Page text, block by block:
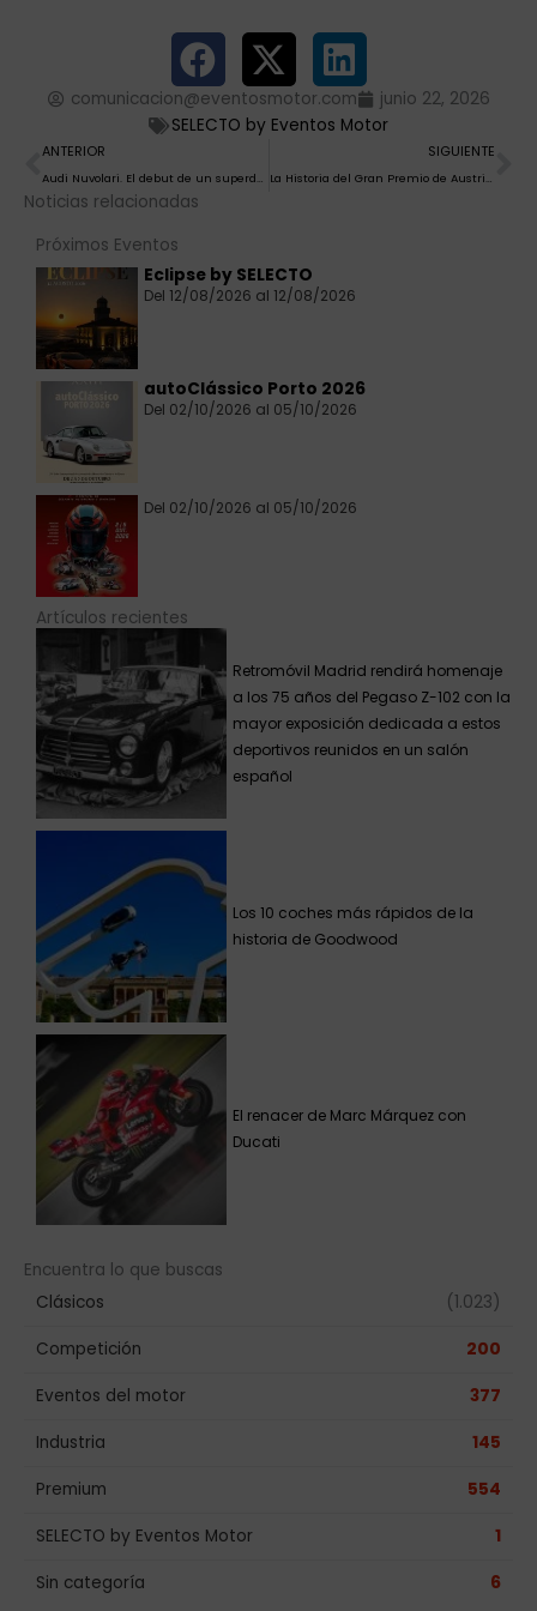
comunicacion@eventosmotor.com
junio 22, 2026
SELECTO by Eventos Motor
Ant
ANTERIOR
Audi Nuvolari. El debut de un superdeportivo tras más de 20 años de espera
SIGUIENTE
La Historia del Gran Premio de Austria de F1
Noticias relacionadas
Próximos Eventos
Eclipse by SELECTO
Del 12/08/2026 al 12/08/2026
autoClássico Porto 2026
Del 02/10/2026 al 05/10/2026
Del 02/10/2026 al 05/10/2026
Artículos recientes
Retromóvil Madrid rendirá homenaje
a los 75 años del Pegaso Z-102 con la
mayor exposición dedicada a estos
deportivos reunidos en un salón
español
Los 10 coches más rápidos de la
historia de Goodwood
El renacer de Marc Márquez con
Ducati
Encuentra lo que buscas
Clásicos
(1.023)
Competición 200
Eventos del motor 377
Industria 145
Premium 554
SELECTO by Eventos Motor 1
Sin categoría 6